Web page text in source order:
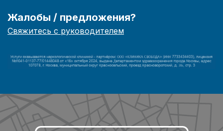
Жалобы / предложения?
Свяжитесь с руководителем